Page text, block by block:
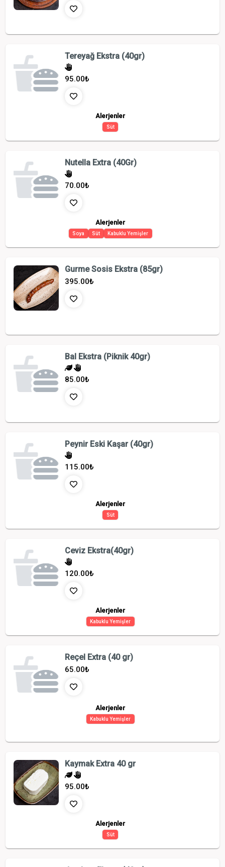
Tereyağ Ekstra (40gr)
95.00₺
Alerjenler
Süt
Nutella Extra (40Gr)
70.00₺
Alerjenler
Soya Süt Kabuklu Yemişler
Gurme Sosis Ekstra (85gr)
395.00₺
Bal Ekstra (Piknik 40gr)
85.00₺
Peynir Eski Kaşar (40gr)
115.00₺
Alerjenler
Süt
Ceviz Ekstra(40gr)
120.00₺
Alerjenler
Kabuklu Yemişler
Reçel Extra (40 gr)
65.00₺
Alerjenler
Kabuklu Yemişler
Kaymak Extra 40 gr
95.00₺
Alerjenler
Süt